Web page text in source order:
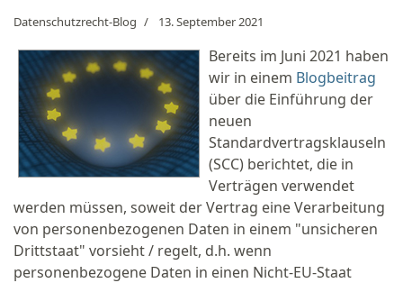
Datenschutzrecht-Blog 13. September 2021
Bereits im Juni 2021 haben
wir in einem Blogbeitrag
über die Einführung der
neuen
Standardvertragsklauseln
(SCC) berichtet, die in
Verträgen verwendet
werden müssen, soweit der Vertrag eine Verarbeitung
von personenbezogenen Daten in einem "unsicheren
Drittstaat" vorsieht / regelt, d.h. wenn
personenbezogene Daten in einen Nicht-EU-Staat